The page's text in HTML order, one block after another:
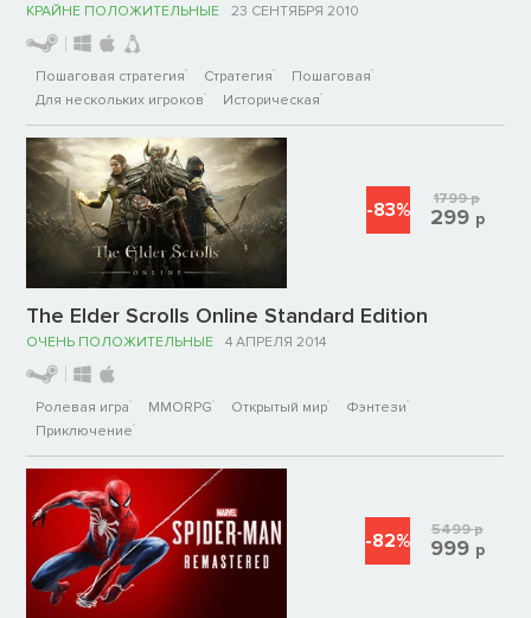
КРАЙНЕ ПОЛОЖИТЕЛЬНЫЕ 23 СЕНТЯБРЯ 2010
Пошаговая стратегия Стратегия
Пошаговая
Для нескольких игроков
Историческая
The Elder Scrolls Online Standard Edition
ОЧЕНЬ ПОЛОЖИТЕЛЬНЫЕ 4 АПРЕЛЯ 2014
Ролевая игра MMORPG Открытый мир
Фэнтези
Приключение
-83% 1799р
299 р
-82% 5499р
999 р